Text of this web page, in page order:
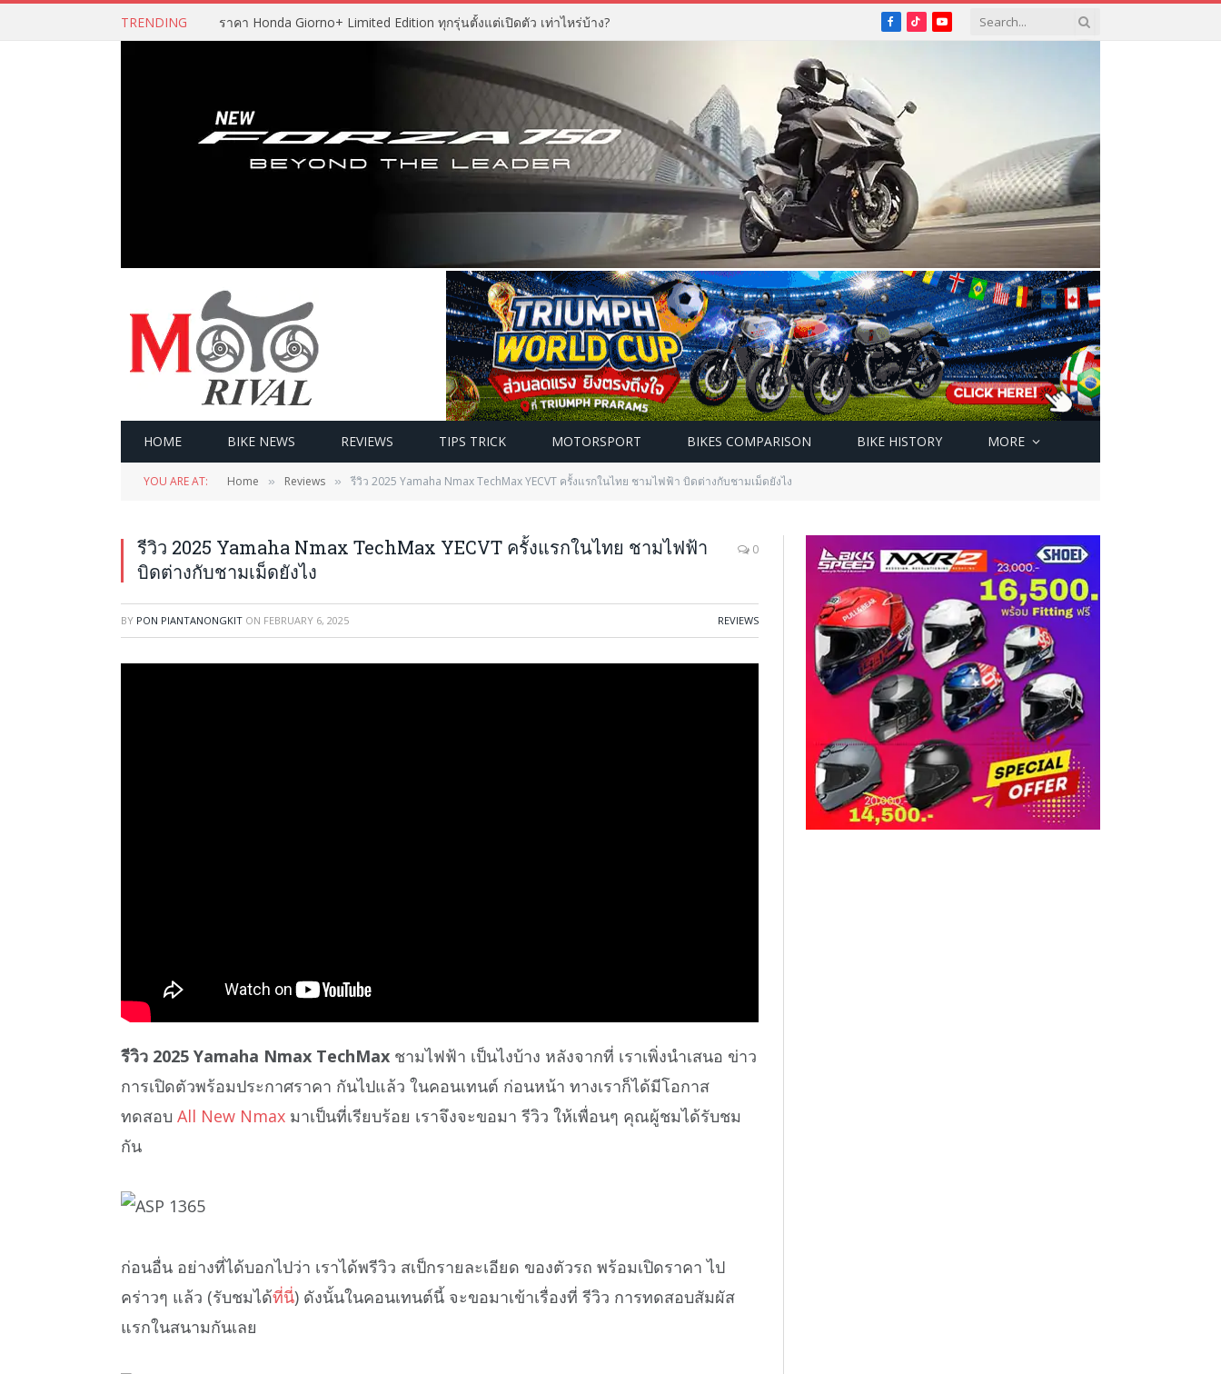
TRENDING Facebook
TikTokYouTube
HOME BIKE NEWS REVIEWS TIPS TRICK MOTORSPORT BIKES COMPARISON BIKE HISTORY MORE
YOU ARE AT: Home » Reviews » รีวิว 2025 Yamaha Nmax TechMax YECVT ครั้งแรกในไทย ชามไฟฟ้า บิดต่างกับชามเม็ดยังไง
รีวิว 2025 Yamaha Nmax TechMax YECVT ครั้งแรกในไทย ชามไฟฟ้า
บิดต่างกับชามเม็ดยังไง
0
BY PON PIANTANONGKIT ON FEBRUARY 6, 2025 REVIEWS
รีวิว 2025 Yamaha Nmax TechMax ชามไฟฟ้า เป็นไงบ้าง หลังจากที่ เราเพิ่งนำเสนอ ข่าว
การเปิดตัวพร้อมประกาศราคา กันไปแล้ว ในคอนเทนต์ ก่อนหน้า ทางเราก็ได้มีโอกาส
ทดสอบ All New Nmax มาเป็นที่เรียบร้อย เราจึงจะขอมา รีวิว ให้เพื่อนๆ คุณผู้ชมได้รับชม
กัน
ก่อนอื่น อย่างที่ได้บอกไปว่า เราได้พรีวิว สเป็กรายละเอียด ของตัวรถ พร้อมเปิดราคา ไป
คร่าวๆ แล้ว (รับชมได้ที่นี่) ดังนั้นในคอนเทนต์นี้ จะขอมาเข้าเรื่องที่ รีวิว การทดสอบสัมผัส
แรกในสนามกันเลย